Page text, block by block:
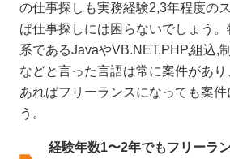
の仕事探しも実務経験2,3年程度の
ば仕事探しには困らないでしょう
系であるJavaやVB.NET,PHP,組込,
などと言った言語は常に案件があ
あればフリーランスになっても案件
う。
経験年数1〜2年でもフリーラ